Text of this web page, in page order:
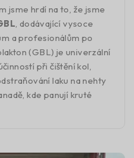
jsme hrdí na to, že jsme
, dodávající vysoce
a profesionálům po
(GBL) je univerzální
při čištění kol,
laku na nehty
kde panují kruté